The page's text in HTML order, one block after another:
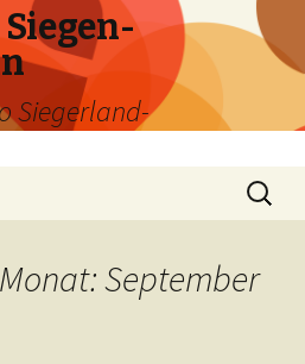
Siegerland-
Suche
nach:
September